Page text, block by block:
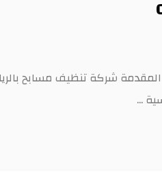
جودة وخدمة تليق بك المقدمة شركة تنظيف مسابح